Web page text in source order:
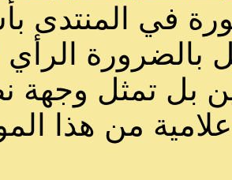
في المنتدى
بالضرورة
بل تمثل وجهة
من هذا